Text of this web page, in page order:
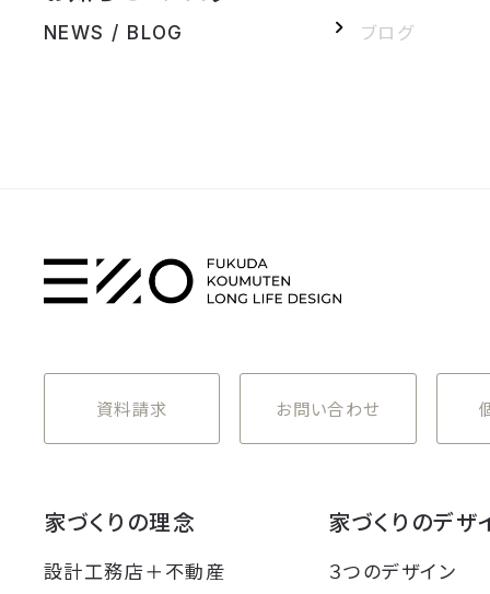
NEWS / BLOG
ブログ
資料請求 お問い合わせ
家づくりの理念
設計工務店＋不動産
家づくりのデザ
３つのデザイン